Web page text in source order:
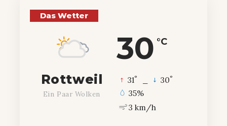
Das Wetter
30 °C
Rottweil
Ein Paar Wolken
31° 30°
35%
3 km/h